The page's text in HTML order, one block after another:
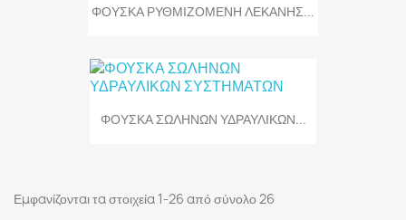
ΦΟΥΣΚΑ ΡΥΘΜΙΖΟΜΕΝΗ ΛΕΚΑΝΗΣ...
ΦΟΥΣΚΑ ΣΩΛΗΝΩΝ ΥΔΡΑΥΛΙΚΩΝ...
Εμφανίζονται τα στοιχεία 1-26 από σύνολο 26